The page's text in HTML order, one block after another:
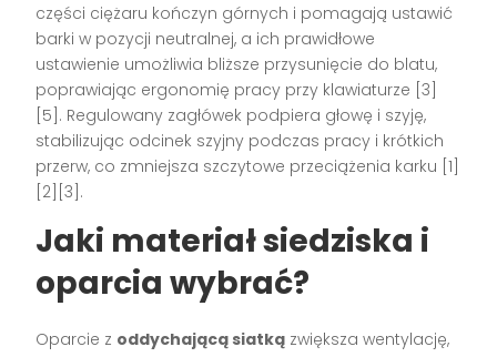
części ciężaru kończyn górnych i pomagają ustawić
barki w pozycji neutralnej, a ich prawidłowe
ustawienie umożliwia bliższe przysunięcie do blatu,
poprawiając ergonomię pracy przy klawiaturze [3]
[5]. Regulowany zagłówek podpiera głowę i szyję,
stabilizując odcinek szyjny podczas pracy i krótkich
przerw, co zmniejsza szczytowe przeciążenia karku [1]
[2][3].
Jaki materiał siedziska i
oparcia wybrać?
Oparcie z oddychającą siatką zwiększa wentylację,